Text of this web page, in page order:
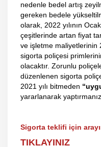
nedenle bedel artış
gereken bedele
olarak, 2022 yılının
çeşitlerinde artan fiyat
ve işletme maliyetlerinin
sigorta poliçesi
olacaktır. Zorunlu
düzenlenen sigorta
2021 yılı bitmeden
yararlanarak
Sigorta teklifi için
TIKLAYINIZ